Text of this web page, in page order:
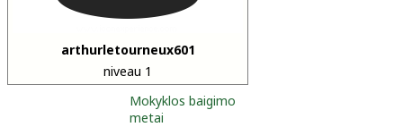
arthurletourneux601
niveau 1
Mokyklos baigimo
metai